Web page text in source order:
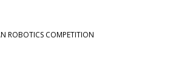
ROBOTICS COMPETITION